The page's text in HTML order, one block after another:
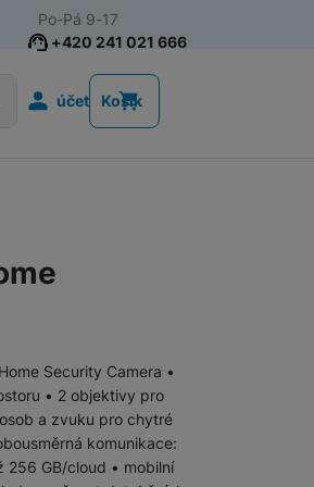
vychytávky
+420 241 021 666
Po-Pá 9-17
Uživatelská
účet Košík
Security Camera •
• 2 objektivy pro
a zvuku pro chytré
komunikace:
256 GB/cloud • mobilní